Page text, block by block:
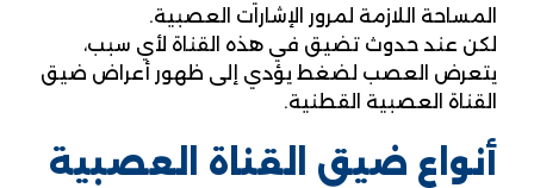
المساحة اللازمة لمرور الإشارات العصبية.
لكن عند حدوث تضيق في هذه القناة لأي سبب،
يتعرض العصب لضغط يؤدي إلى ظهور أعراض ضيق
القناة العصبية القطنية.
أنواع ضيق القناة العصبية